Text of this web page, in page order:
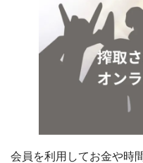
会員を利用してお金や時